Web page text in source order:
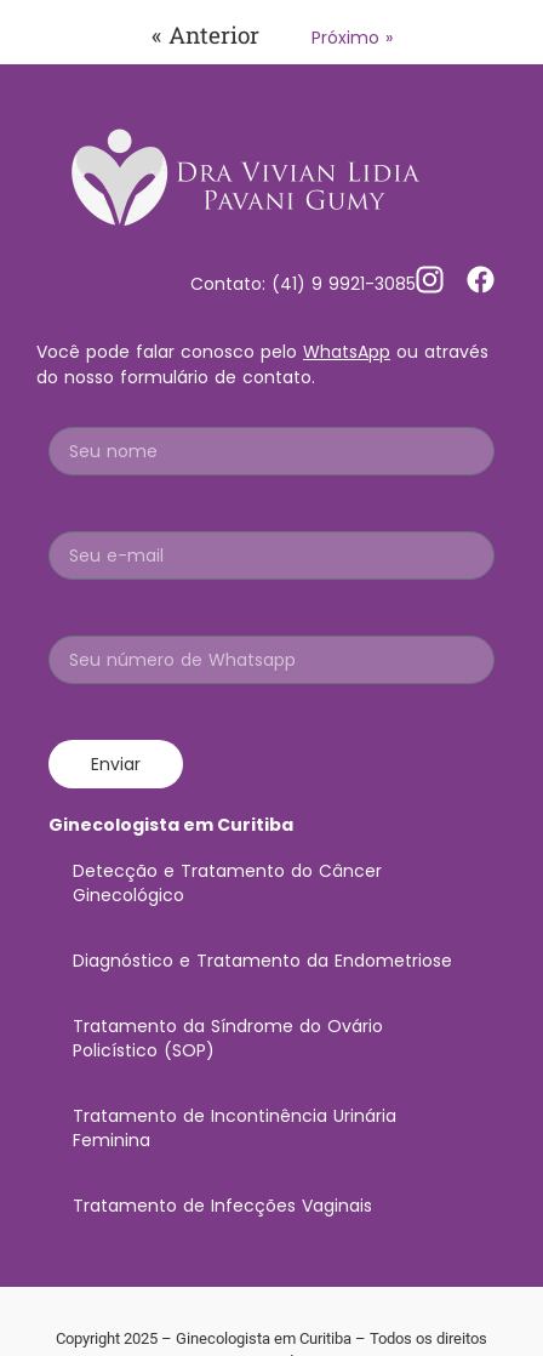
« Anterior Próximo »
Contato: (41) 9 9921-3085
Você pode falar conosco pelo WhatsApp ou através
do nosso formulário de contato.
Enviar
Ginecologista em Curitiba
Detecção e Tratamento do Câncer
Ginecológico
Diagnóstico e Tratamento da Endometriose
Tratamento da Síndrome do Ovário
Policístico (SOP)
Tratamento de Incontinência Urinária
Feminina
Tratamento de Infecções Vaginais
Copyright 2025 – Ginecologista em Curitiba – Todos os direitos